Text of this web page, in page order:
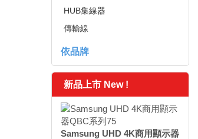
HUB集線器
傳輸線
依品牌
新品上市 New !
Samsung UHD 4K商用顯示器